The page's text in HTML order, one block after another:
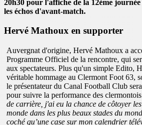
20h30 pour l'affiche de la 12ème
les échos d'avant-match.
Hervé Mathoux en supporter
Auvergnat d'origine, Hervé Mathoux a
Programme Officiel de la rencontre, qui
aux spectateurs. Plus qu'un simple Edito,
véritable hommage au Clermont Foot 63,
le présentateur du Canal Football Club
pour suivre la performance des
de carrière, j'ai eu la chance de côtoyer
monde dans les plus beaux stades du
coché qu’une case sur mon calendrier